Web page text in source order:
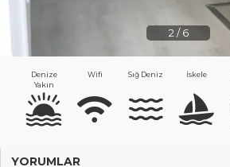
2 /6
Denize
Yakın
Wifi Sığ Deniz İskele
YORUMLAR